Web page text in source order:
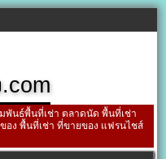
พันธ์พื้นที่เช่า ตลาดนัด พื้นที่เช่า
อง พื้นที่เช่า ที่ขายของ แฟรนไชส์